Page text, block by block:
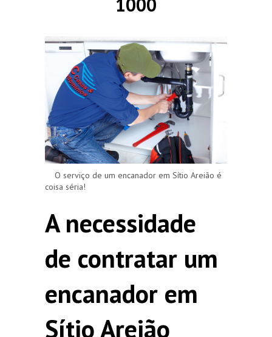
1000
O serviço de um encanador em Sítio Areião é
coisa séria!
A necessidade
de contratar um
encanador em
Sítio Areião